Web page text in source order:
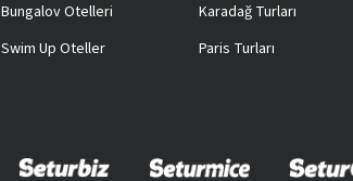
Bungalov Otelleri
Swim Up Oteller
Karadağ Turları
Paris Turları